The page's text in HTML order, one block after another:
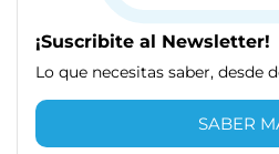
¡Suscribite al Newsletter!
Lo que necesitas saber, desde
SABER